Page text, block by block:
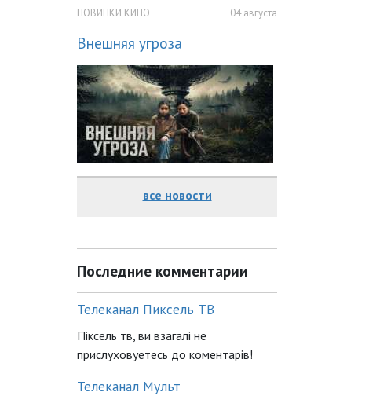
НОВИНКИ КИНО 04 августа
Внешняя угроза
все новости
Последние комментарии
Телеканал Пиксель ТВ
Піксель тв, ви взагалі не
прислуховуетесь до коментарів!
Телеканал Мульт